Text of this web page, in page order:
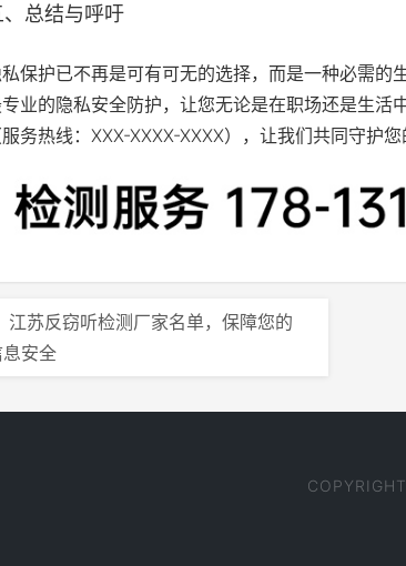
、总结与呼吁
保护已不再是可有可无的选择，而是一种必需的
业的隐私安全防护，让您无论是在职场还是生活
服务热线：XXX-XXXX-XXXX），让我们共同守护您
江苏反窃听检测厂家名单，保障您的
安全